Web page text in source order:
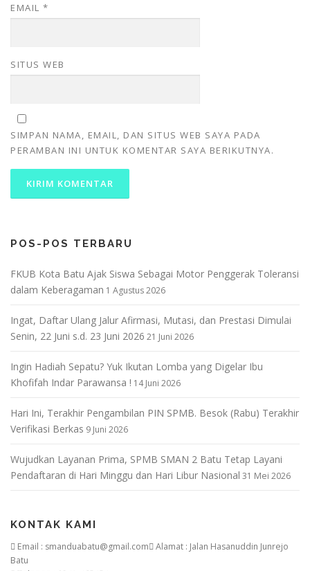
EMAIL *
SITUS WEB
SIMPAN NAMA, EMAIL, DAN SITUS WEB SAYA PADA
PERAMBAN INI UNTUK KOMENTAR SAYA BERIKUTNYA.
POS-POS TERBARU
FKUB Kota Batu Ajak Siswa Sebagai Motor Penggerak Toleransi
dalam Keberagaman 1 Agustus 2026
Ingat, Daftar Ulang Jalur Afirmasi, Mutasi, dan Prestasi Dimulai
Senin, 22 Juni s.d. 23 Juni 2026 21 Juni 2026
Ingin Hadiah Sepatu? Yuk Ikutan Lomba yang Digelar Ibu
Khofifah Indar Parawansa ! 14 Juni 2026
Hari Ini, Terakhir Pengambilan PIN SPMB. Besok (Rabu) Terakhir
Verifikasi Berkas 9 Juni 2026
Wujudkan Layanan Prima, SPMB SMAN 2 Batu Tetap Layani
Pendaftaran di Hari Minggu dan Hari Libur Nasional 31 Mei 2026
KONTAK KAMI
Email : smanduabatu@gmail.com
Alamat : Jalan Hasanuddin Junrejo
Batu